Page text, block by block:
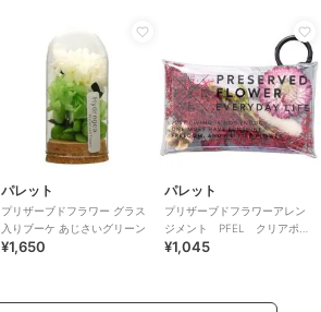
パレット
プリザーブドフラワー グラス
入りブーケ あじさいグリーン
¥1,650
パレット
プリザーブドフラワーアレン
ジメント PFEL クリアポー
チ アイスランドモスワイン
¥1,045